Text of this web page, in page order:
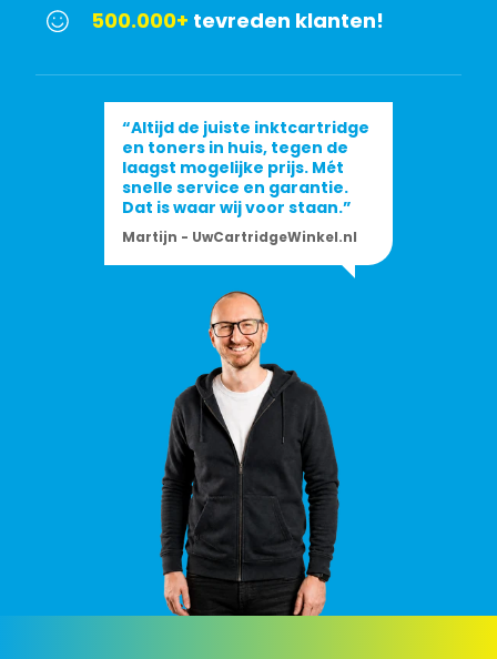
500.000+ tevreden klanten!
“Altijd de juiste inktcartridge
en toners in huis, tegen de
laagst mogelijke prijs. Mét
snelle service en garantie.
Dat is waar wij voor staan.”
Martijn - UwCartridgeWinkel.nl